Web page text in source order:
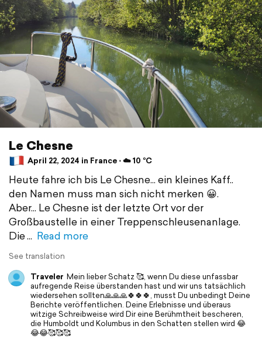
Le Chesne
April 22, 2024 in France ⋅ ☁️ 10 °C
Heute fahre ich bis Le Chesne... ein kleines Kaff..
den Namen muss man sich nicht merken 😀.
Aber... Le Chesne ist der letzte Ort vor der
Großbaustelle in einer Treppenschleusenanlage.
Die
Read more
See translation
Traveler Mein lieber Schatz 🥰, wenn Du diese unfassbar
aufregende Reise überstanden hast und wir uns tatsächlich
wiedersehen sollten🙏🙏🙏🍀🍀🍀, musst Du unbedingt Deine
Berichte veröffentlichen. Deine Erlebnisse und überaus
witzige Schreibweise wird Dir eine Berühmtheit bescheren,
die Humboldt und Kolumbus in den Schatten stellen wird 😂
😂😂🥰🥰🥰